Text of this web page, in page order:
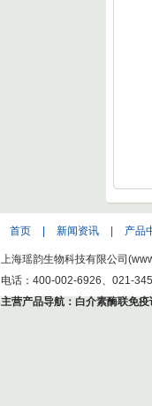
首页 新闻资讯 产品
上海瑶韵生物科技有限公司
电话：400-002-6926、021-
主营产品导航： 白介素酶联免疫